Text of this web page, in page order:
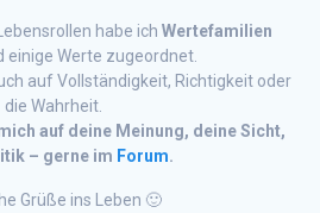
habe ich Wertefamilien
einige Werte zugeordnet.
auf Vollständigkeit, Richtigkeit oder
die Wahrheit.
auf deine Meinung, deine Sicht,
– gerne im Forum.
Grüße ins Leben 🙂